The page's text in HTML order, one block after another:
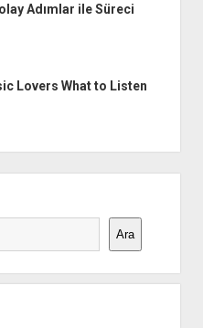
Adımlar ile Süreci
Lovers What to Listen
Ara